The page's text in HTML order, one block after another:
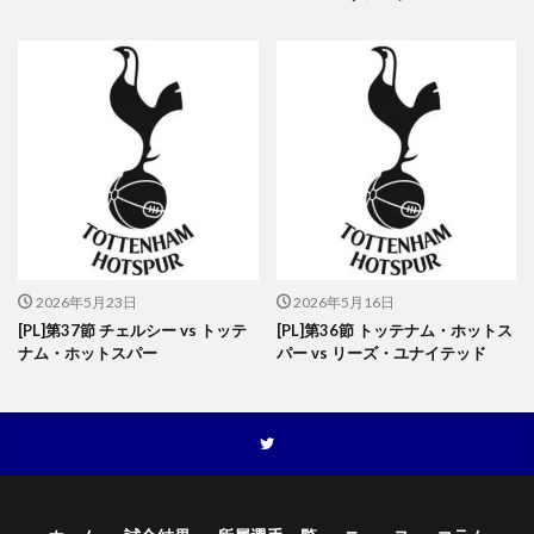
2026年5月23日
[PL]第37節 チェルシー vs トッテ
ナム・ホットスパー
2026年5月16日
[PL]第36節 トッテナム・ホットス
パー vs リーズ・ユナイテッド